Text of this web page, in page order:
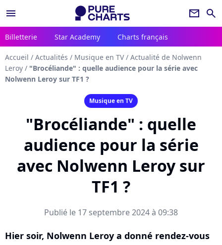
menu newsletter search
Billetterie Star Academy Charts français
Accueil / Actualités / Musique en TV / Actualité de Nolwenn
Leroy / "Brocéliande" : quelle audience pour la série avec
Nolwenn Leroy sur TF1 ?
Musique en TV
"Brocéliande" : quelle
audience pour la série
avec Nolwenn Leroy sur
TF1 ?
Publié le 17 septembre 2024 à 09:38
Hier soir, Nolwenn Leroy a donné rendez-vous